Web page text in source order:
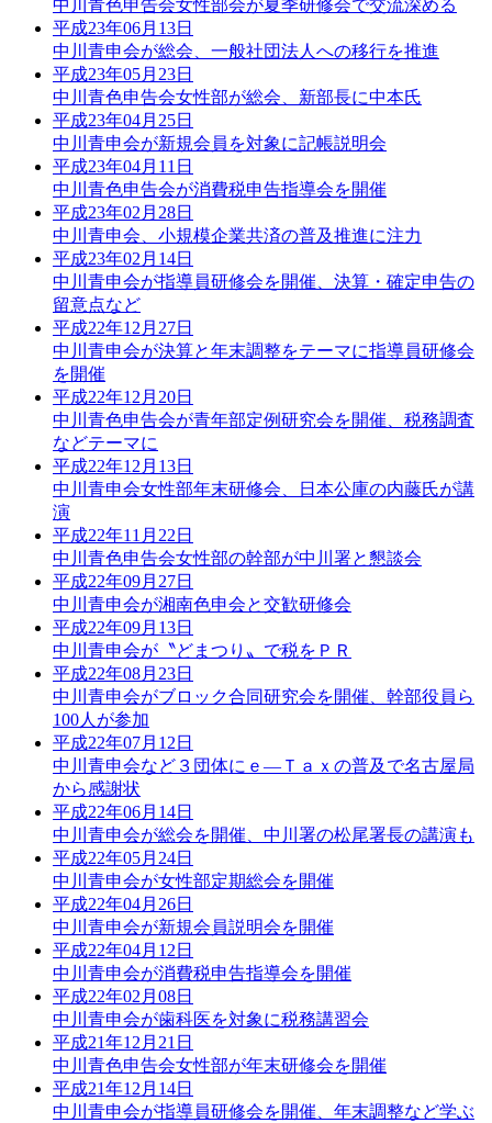
中川青色申告会女性部会が夏季研修会で交流深める
平成23年06月13日
中川青申会が総会、一般社団法人への移行を推進
平成23年05月23日
中川青色申告会女性部が総会、新部長に中本氏
平成23年04月25日
中川青申会が新規会員を対象に記帳説明会
平成23年04月11日
中川青色申告会が消費税申告指導会を開催
平成23年02月28日
中川青申会、小規模企業共済の普及推進に注力
平成23年02月14日
中川青申会が指導員研修会を開催、決算・確定申告の
留意点など
平成22年12月27日
中川青申会が決算と年末調整をテーマに指導員研修会
を開催
平成22年12月20日
中川青色申告会が青年部定例研究会を開催、税務調査
などテーマに
平成22年12月13日
中川青申会女性部年末研修会、日本公庫の内藤氏が講
演
平成22年11月22日
中川青色申告会女性部の幹部が中川署と懇談会
平成22年09月27日
中川青申会が湘南色申会と交歓研修会
平成22年09月13日
中川青申会が〝どまつり〟で税をＰＲ
平成22年08月23日
中川青申会がブロック合同研究会を開催、幹部役員ら
100人が参加
平成22年07月12日
中川青申会など３団体にｅ―Ｔａｘの普及で名古屋局
から感謝状
平成22年06月14日
中川青申会が総会を開催、中川署の松尾署長の講演も
平成22年05月24日
中川青申会が女性部定期総会を開催
平成22年04月26日
中川青申会が新規会員説明会を開催
平成22年04月12日
中川青申会が消費税申告指導会を開催
平成22年02月08日
中川青申会が歯科医を対象に税務講習会
平成21年12月21日
中川青色申告会女性部が年末研修会を開催
平成21年12月14日
中川青申会が指導員研修会を開催、年末調整など学ぶ